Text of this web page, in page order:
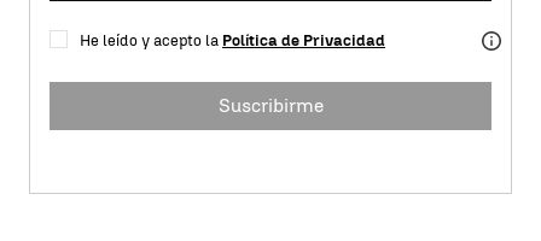
He leído y acepto la Política de Privacidad
Suscribirme